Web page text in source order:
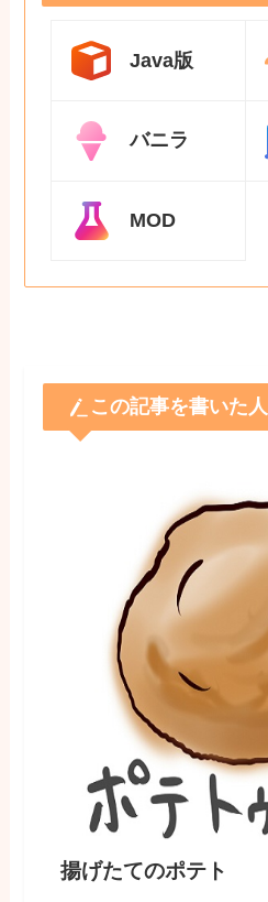
Java版
バニラ
MOD
この記事を書いた人
揚げたてのポテト